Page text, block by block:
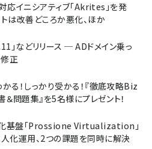
応イニシアティブ「Akrites」を発
は改善どころか悪化、ほか
」などリリース ─ ADドメイン乗っ
正
る！しっかり受かる！『徹底攻略Biz
問題集』を5名様にプレゼント！
基盤「Prossione Virtualization」
化運用、2つの課題を同時に解決